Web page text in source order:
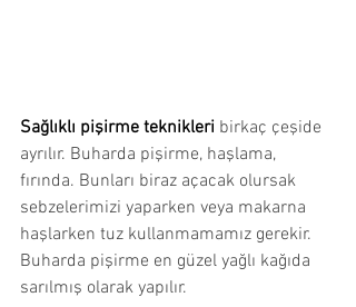
Sağlıklı pişirme teknikleri birkaç çeşide
ayrılır. Buharda pişirme, haşlama,
fırında. Bunları biraz açacak olursak
sebzelerimizi yaparken veya makarna
haşlarken tuz kullanmamamız gerekir.
Buharda pişirme en güzel yağlı kağıda
sarılmış olarak yapılır.